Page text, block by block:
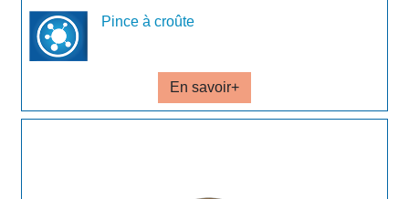
Pince à croûte
En savoir+